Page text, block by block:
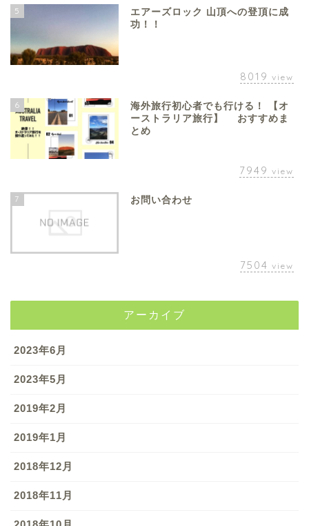
5
エアーズロック 山頂への登頂に成
功！！
8019 view
6
海外旅行初心者でも行ける！ 【オ
ーストラリア旅行】 おすすめま
とめ
7949 view
7 お問い合わせ
7504 view
アーカイブ
2023年6月
2023年5月
2019年2月
2019年1月
2018年12月
2018年11月